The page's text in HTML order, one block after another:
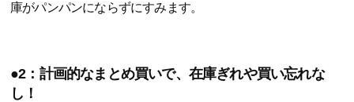
庫がパンパンにならずにすみます。
●2：計画的なまとめ買いで、在庫ぎれや買い忘れな
し！